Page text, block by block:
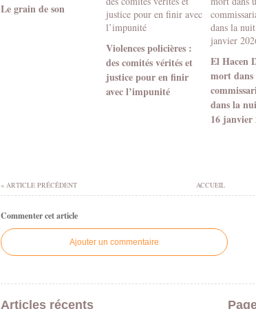
Le grain de son
Violences policières :
des comités vérités et
justice pour en finir
avec l’impunité
El Hacen
mort
dans la
16 janvier
ACCUEIL
« ARTICLE PRÉCÉDENT
Commenter cet article
Ajouter un commentaire
Articles récents